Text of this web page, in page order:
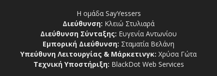
Η ομάδα SayYessers
Διεύθυνση: Κλειώ Στυλιαρά
Διεύθυνση Σύνταξης: Ευγενία Αντωνίου
Εμπορική Διεύθυνση: Σταματία Βελάνη
Υπεύθυνη Λειτουργίας & Μάρκετινγκ: Χρύσα Γώτα
Τεχνική Υποστήριξη: BlackDot Web Services